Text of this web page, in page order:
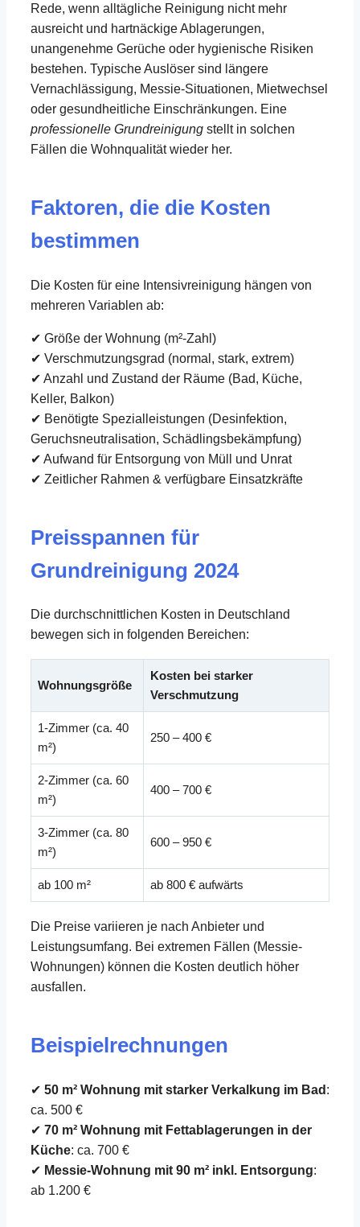
Rede, wenn alltägliche Reinigung nicht mehr
ausreicht und hartnäckige Ablagerungen,
unangenehme Gerüche oder hygienische Risiken
bestehen. Typische Auslöser sind längere
Vernachlässigung, Messie-Situationen, Mietwechsel
oder gesundheitliche Einschränkungen. Eine
professionelle Grundreinigung stellt in solchen
Fällen die Wohnqualität wieder her.
Faktoren, die die Kosten
bestimmen
Die Kosten für eine Intensivreinigung hängen von
mehreren Variablen ab:
✔ Größe der Wohnung (m²-Zahl)
✔ Verschmutzungsgrad (normal, stark, extrem)
✔ Anzahl und Zustand der Räume (Bad, Küche,
Keller, Balkon)
✔ Benötigte Spezialleistungen (Desinfektion,
Geruchsneutralisation, Schädlingsbekämpfung)
✔ Aufwand für Entsorgung von Müll und Unrat
✔ Zeitlicher Rahmen & verfügbare Einsatzkräfte
Preisspannen für
Grundreinigung 2024
Die durchschnittlichen Kosten in Deutschland
bewegen sich in folgenden Bereichen:
Wohnungsgröße
Kosten bei starker
Verschmutzung
1-Zimmer (ca. 40
m²)
250 – 400 €
2-Zimmer (ca. 60
m²)
400 – 700 €
3-Zimmer (ca. 80
m²)
600 – 950 €
ab 100 m² ab 800 € aufwärts
Die Preise variieren je nach Anbieter und
Leistungsumfang. Bei extremen Fällen (Messie-
Wohnungen) können die Kosten deutlich höher
ausfallen.
Beispielrechnungen
✔ 50 m² Wohnung mit starker Verkalkung im Bad :
ca. 500 €
✔ 70 m² Wohnung mit Fettablagerungen in der
Küche: ca. 700 €
✔ Messie-Wohnung mit 90 m² inkl. Entsorgung:
ab 1.200 €